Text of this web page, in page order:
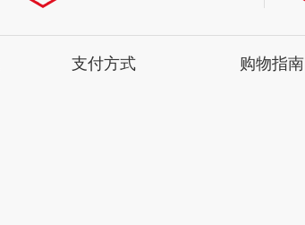
支付方式 购物指南